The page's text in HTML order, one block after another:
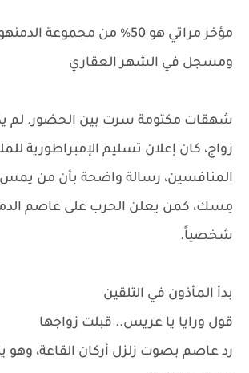
مؤخر مراتي هو 50% من مجموعة
ومسجل في الشهر العقاري
شهقات مكتومة سرت بين الحضور. لم
زواج، كان إعلان تسليم الإمبراطورية
المنافسين، رسالة واضحة بأن من
مِسك، كمن يعلن الحرب على عاصم
شخصياً.
بدأ المأذون في التلقين
قول ورايا يا عريس.. قبلت زواجها
رد عاصم بصوت زلزل أركان القاعة، وهو